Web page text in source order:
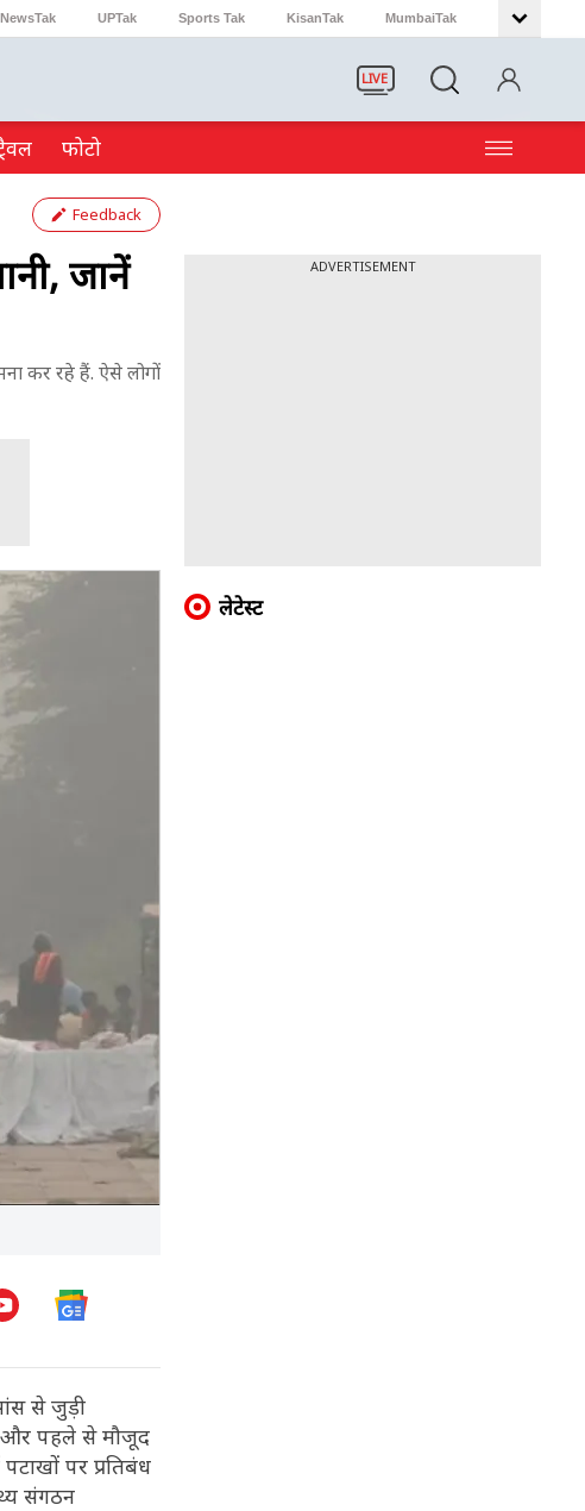
NewsTak UPTak Sports Tak KisanTak MumbaiTak
LIVE
फोटो
Feedback
जानें
कर रहे हैं. ऐसे लोगों
से जुड़ी
और पहले से मौजूद
पर प्रतिबंध
संगठन
ADVERTISEMENT
लेटेस्ट